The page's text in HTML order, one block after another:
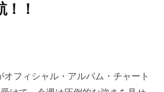
！
オフィシャル・アルバム・チャート